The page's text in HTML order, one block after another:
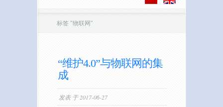
标签 "物联网"
“维护4.0”与物联网的集
成
发表 于 2017-06-27